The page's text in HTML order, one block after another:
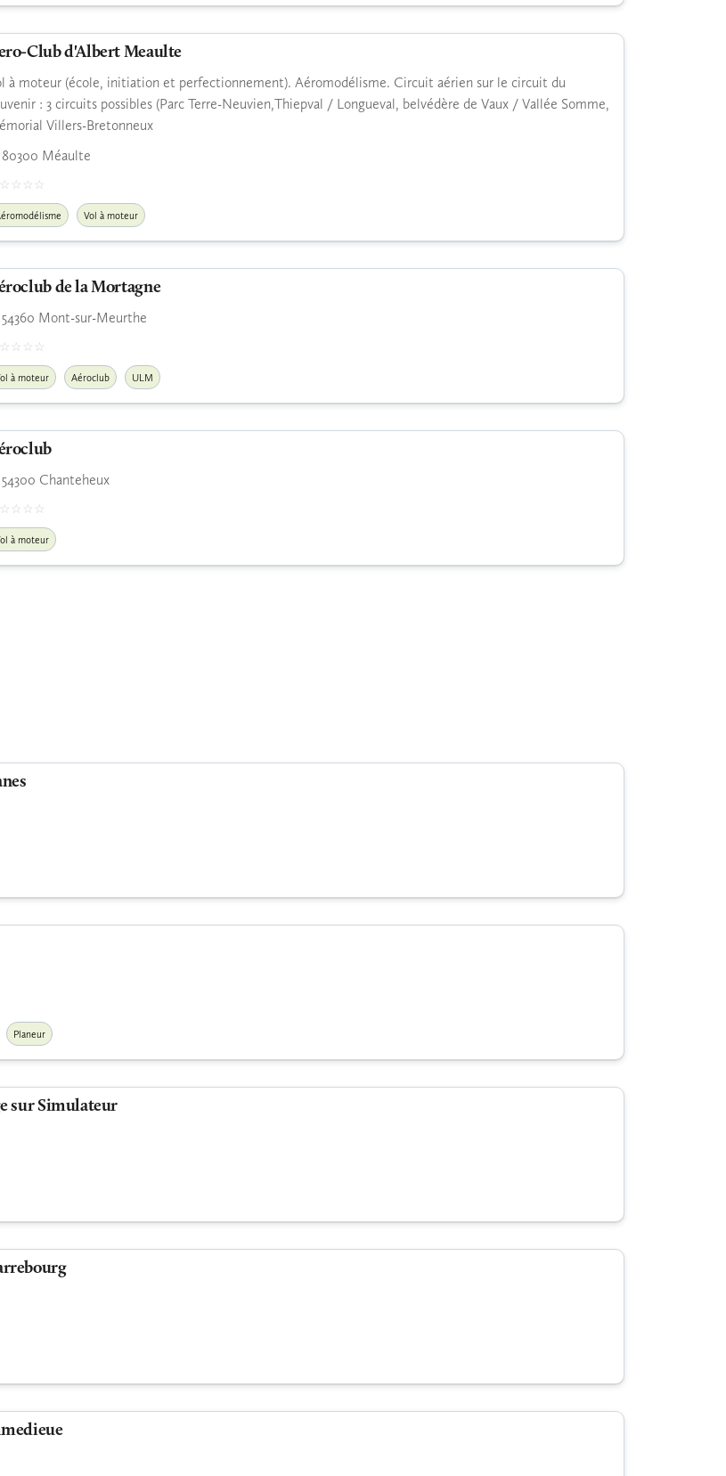
Club d'Albert Meaulte
à moteur (école, initiation et perfectionnement). Aéromodélisme. Circuit aérien sur le circuit du
: 3 circuits possibles (Parc Terre-Neuvien,Thiepval / Longueval, belvédère de Vaux / Vallée Somme,
Villers-Bretonneux
80300 Méaulte
Vol à moteur
de la Mortagne
54360 Mont-sur-Meurthe
à moteur Aéroclub ULM
54300 Chanteheux
à moteur
Planeur
sur Simulateur